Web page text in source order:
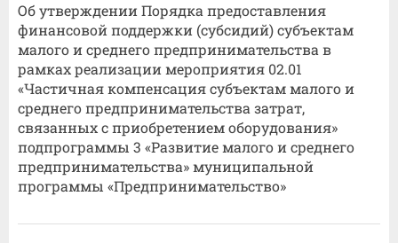
Об утверждении Порядка предоставления
финансовой поддержки (субсидий) субъектам
малого и среднего предпринимательства в
рамках реализации мероприятия 02.01
«Частичная компенсация субъектам малого и
среднего предпринимательства затрат,
связанных с приобретением оборудования»
подпрограммы 3 «Развитие малого и среднего
предпринимательства» муниципальной
программы «Предпринимательство»